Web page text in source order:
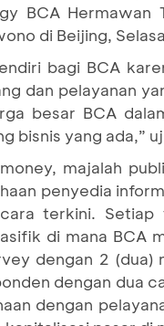
BCA Hermawan
di Beijing,
bagi BCA
dan pelayanan
besar BCA
bisnis yang ada,”
majalah
penyedia
terkini. Setiap
di mana BCA
dengan 2
dengan dua
dengan